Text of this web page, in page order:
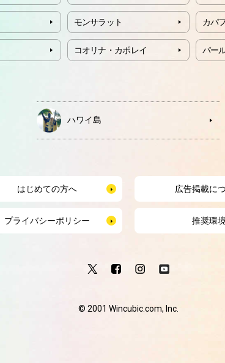
モンサラット カパ
コオリナ・カポレイ パー
ハワイ島
はじめての方へ 広告掲載に
プライバシーポリシー 推奨環
© 2001 Wincubic.com, Inc.